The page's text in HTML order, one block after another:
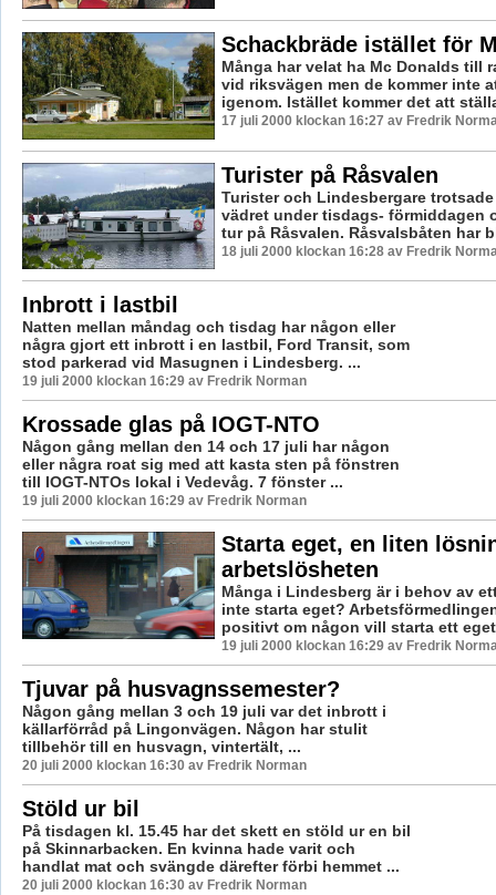
Schackbräde istället för
Många har velat ha Mc Donalds till
vid riksvägen men de kommer inte
igenom. Istället kommer det att
17 juli 2000 klockan 16:27 av Fredrik
Turister på Råsvalen
Turister och Lindesbergare
vädret under tisdags- förmiddagen
tur på Råsvalen. Råsvalsbåten har
18 juli 2000 klockan 16:28 av Fredrik
Inbrott i lastbil
Natten mellan måndag och tisdag har någon eller
några gjort ett inbrott i en lastbil, Ford Transit, som
stod parkerad vid Masugnen i Lindesberg. ...
19 juli 2000 klockan 16:29 av Fredrik Norman
Krossade glas på IOGT-NTO
Någon gång mellan den 14 och 17 juli har någon
eller några roat sig med att kasta sten på fönstren
till IOGT-NTOs lokal i Vedevåg. 7 fönster ...
19 juli 2000 klockan 16:29 av Fredrik Norman
Starta eget, en liten
arbetslösheten
Många i Lindesberg är i behov av
inte starta eget?
positivt om någon vill starta ett
19 juli 2000 klockan 16:29 av Fredrik
Tjuvar på husvagnssemester?
Någon gång mellan 3 och 19 juli var det inbrott i
källarförråd på Lingonvägen. Någon har stulit
tillbehör till en husvagn, vintertält, ...
20 juli 2000 klockan 16:30 av Fredrik Norman
Stöld ur bil
På tisdagen kl. 15.45 har det skett en stöld ur en bil
på Skinnarbacken. En kvinna hade varit och
handlat mat och svängde därefter förbi hemmet ...
20 juli 2000 klockan 16:30 av Fredrik Norman